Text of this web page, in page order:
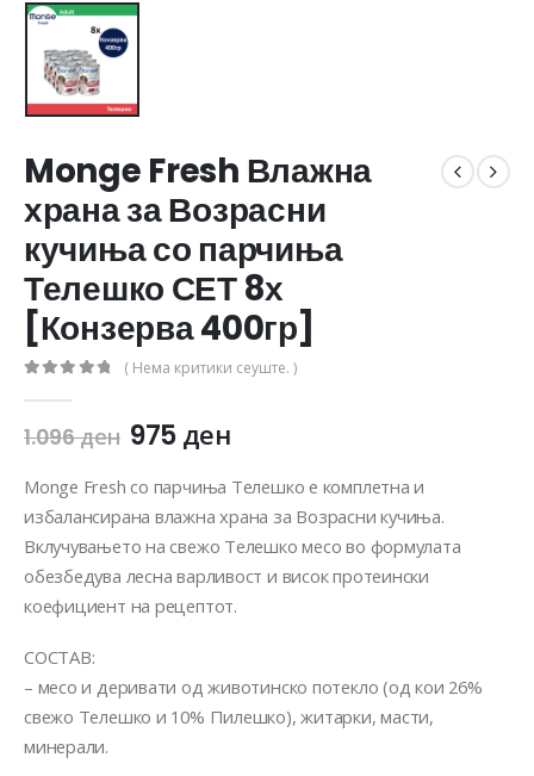
Monge Fresh Влажна
храна за Возрасни
кучиња со парчиња
Телешко СЕТ 8х
[Конзерва 400гр]
( Нема критики сеуште. )
1.096ден 975ден
Monge Fresh со парчиња Телешко е комплетна и
избалансирана влажна храна за Возрасни кучиња.
Вклучувањето на свежо Телешко месо во формулата
обезбедува лесна варливост и висок протеински
коефициент на рецептот.
СОСТАВ:
– месо и деривати од животинско потекло (од кои 26%
свежо Телешко и 10% Пилешко), житарки, масти,
минерали.